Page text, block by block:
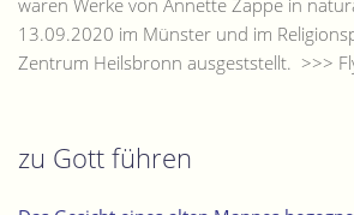
13.09.2020 im Münster und im
Zentrum Heilsbronn ausgeststellt. >>>
zu Gott führen